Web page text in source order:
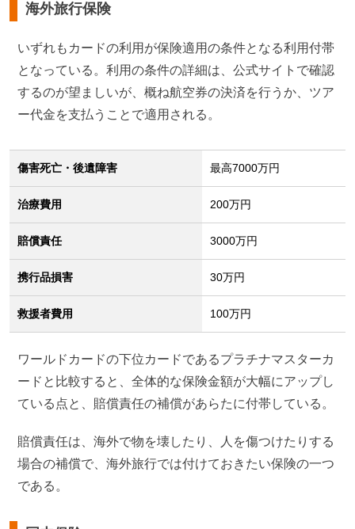
海外旅行保険
いずれもカードの利用が保険適用の条件となる利用付帯
となっている。利用の条件の詳細は、公式サイトで確認
するのが望ましいが、概ね航空券の決済を行うか、ツア
ー代金を支払うことで適用される。
傷害死亡・後遺障害 最高7000万円
治療費用 200万円
賠償責任 3000万円
携行品損害 30万円
救援者費用 100万円
ワールドカードの下位カードであるプラチナマスターカ
ードと比較すると、全体的な保険金額が大幅にアップし
ている点と、賠償責任の補償があらたに付帯している。
賠償責任は、海外で物を壊したり、人を傷つけたりする
場合の補償で、海外旅行では付けておきたい保険の一つ
である。